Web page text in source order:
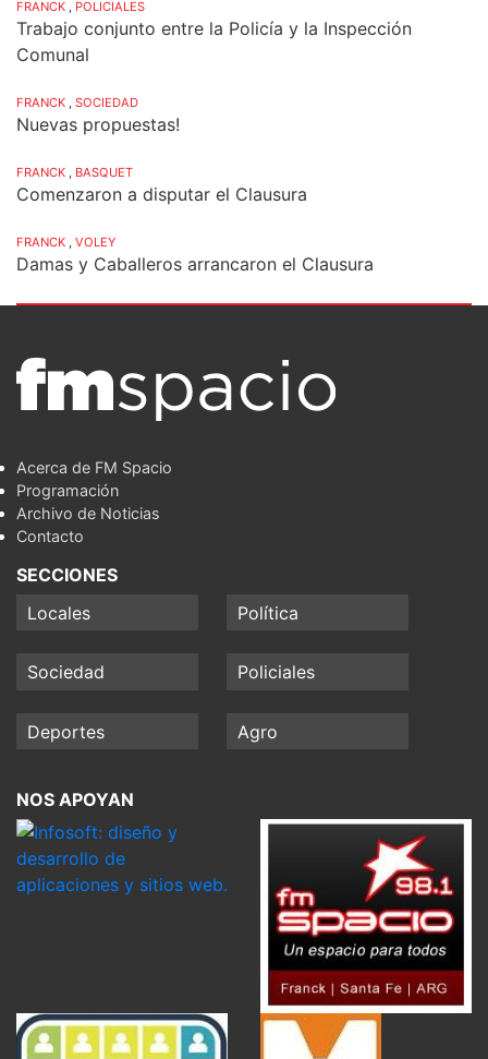
FRANCK , POLICIALES
Trabajo conjunto entre la Policía y la Inspección
Comunal
FRANCK , SOCIEDAD
Nuevas propuestas!
FRANCK , BASQUET
Comenzaron a disputar el Clausura
FRANCK , VOLEY
Damas y Caballeros arrancaron el Clausura
Acerca de FM Spacio
Programación
Archivo de Noticias
Contacto
SECCIONES
Locales
Política
Sociedad Policiales
Deportes Agro
NOS APOYAN